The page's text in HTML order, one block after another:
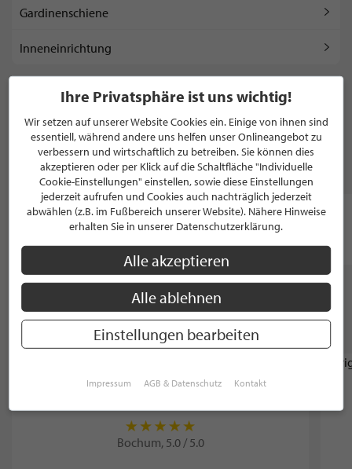
Gardinenschiene
Inneneinrichtung
WEITERE KATEGORIEN ANZEIGEN
MARKEN
Ardison
WEITERE STILPUNKTE GANZ IN DER NÄHE
VON "DEKORATIONEN HARTENBERG
GMBH"
Bochum, 5.0 / 5.0
Ihre Privatsphäre ist uns wichtig!
Wir setzen auf unserer Website Cookies ein. Einige von ihnen sind
essentiell, während andere uns helfen unser Onlineangebot zu
verbessern und wirtschaftlich zu betreiben. Sie können dies
akzeptieren oder per Klick auf die Schaltfläche "Individuelle
Cookie-Einstellungen" einstellen, sowie diese Einstellungen
jederzeit aufrufen und Cookies auch nachträglich jederzeit
abwählen (z.B. im Fußbereich unserer Website). Nähere Hinweise
erhalten Sie in unserer Datenschutzerklärung.
Alle akzeptieren
Alle ablehnen
Einstellungen bearbeiten
Impressum AGB & Datenschutz Kontakt